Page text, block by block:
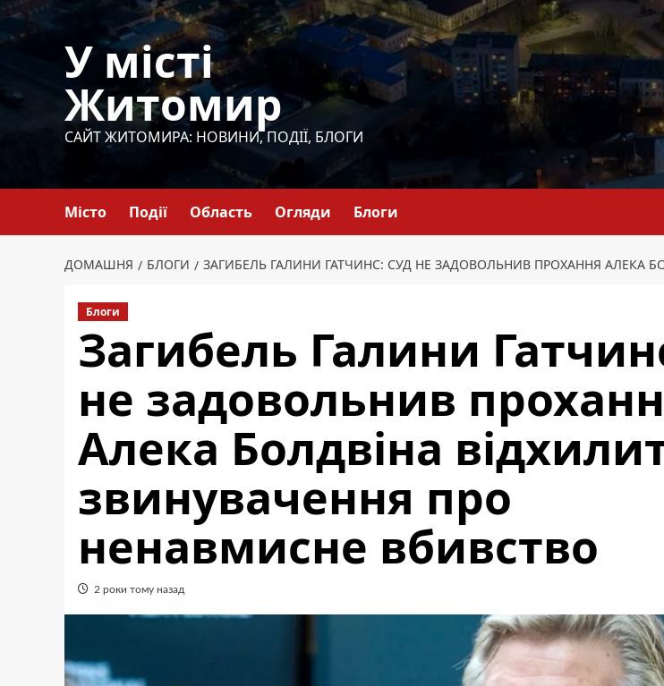
Перейти
У місті
Житомир
САЙТ ЖИТОМИРА: НОВИНИ, ПОДІЇ, БЛОГИ
Місто Події Область Огляди Блоги
ДОМАШНЯ БЛОГИ ЗАГИБЕЛЬ ГАЛИНИ ГАТЧИНС: СУД НЕ ЗАДОВОЛЬНИВ ПРОХАННЯ АЛЕКА
Блоги
Загибель Галини
не задовольнив
Алека Болдвіна
звинувачення про
ненавмисне вбивство
2 роки тому назад